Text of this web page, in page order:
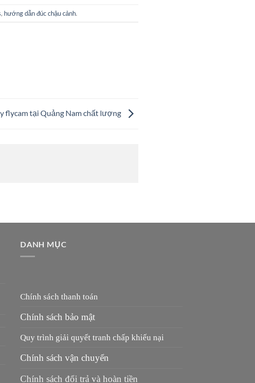
, hướng dẫn đúc chậu cảnh.
flycam tại Quảng Nam chất lượng
DANH MỤC
Chính sách thanh toán
Chính sách bảo mật
Quy trình giải quyết tranh chấp khiếu nại
Chính sách vận chuyển
Chính sách đổi trả và hoàn tiền